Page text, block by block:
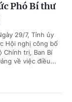
Phó Bí thư
29/7, Tỉnh ủy
Hội nghị công bố
Chính trị, Ban Bí
về việc điều...